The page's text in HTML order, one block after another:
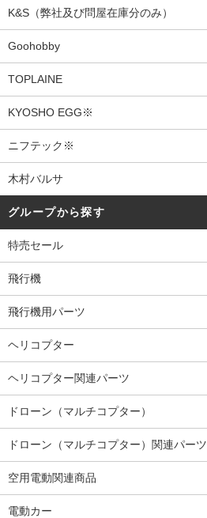
K&S（弊社及び問屋在庫分のみ）
Goohobby
TOPLAINE
KYOSHO EGG※
ニフテック※
木村バルサ
グループから探す
特売セール
飛行機
飛行機用パーツ
ヘリコプター
ヘリコプター関連パーツ
ドローン（マルチコプター）
ドローン（マルチコプター）関連パーツ
空用電動関連商品
電動カー